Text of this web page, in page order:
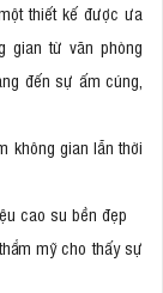
thiết kế được ưa
gian từ văn phòng
đến sự ấm cúng,
không gian lẫn thời
cao su bền đẹp
mỹ cho thấy sự